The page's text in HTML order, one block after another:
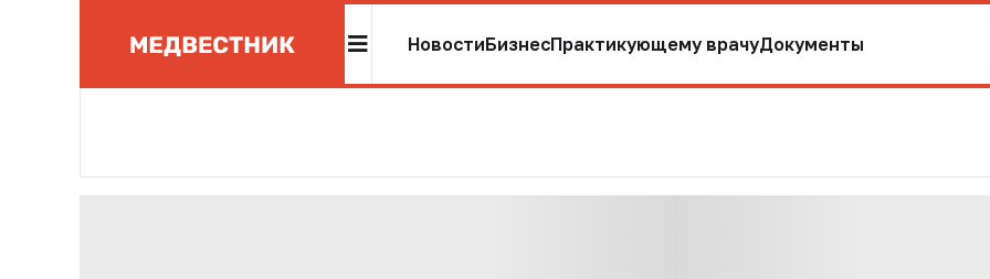
НовостиБизнесПрактикующему врачуДокументы